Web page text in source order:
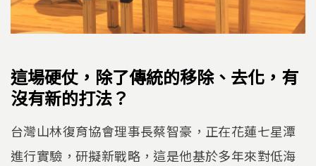
這場硬仗，除了傳統的移除、去化，有
沒有新的打法？
台灣山林復育協會理事長蔡智豪，正在花蓮七星潭
進行實驗，研擬新戰略，這是他基於多年來對低海